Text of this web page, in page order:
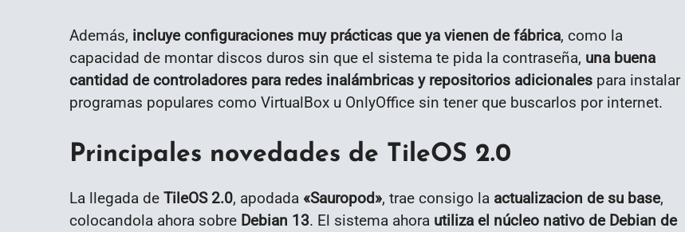
Además, incluye configuraciones muy prácticas que ya vienen de fábrica, como la
capacidad de montar discos duros sin que el sistema te pida la contraseña, una buena
cantidad de controladores para redes inalámbricas y repositorios adicionales para instalar
programas populares como VirtualBox u OnlyOffice sin tener que buscarlos por internet.
Principales novedades de TileOS 2.0
La llegada de TileOS 2.0, apodada «Sauropod», trae consigo la actualizacion de su base,
colocandola ahora sobre Debian 13. El sistema ahora utiliza el núcleo nativo de Debian de